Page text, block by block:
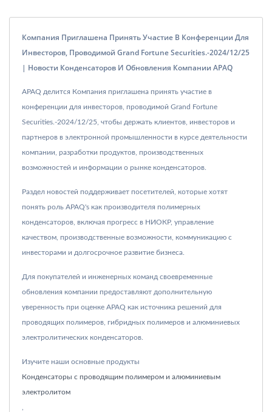
Компания Приглашена Принять Участие В Конференции Для
Инвесторов, Проводимой Grand Fortune Securities.-2024/12/25
| Новости Конденсаторов И Обновления Компании APAQ
APAQ делится Компания приглашена принять участие в
конференции для инвесторов, проводимой Grand Fortune
Securities.-2024/12/25, чтобы держать клиентов, инвесторов и
партнеров в электронной промышленности в курсе деятельности
компании, разработки продуктов, производственных
возможностей и информации о рынке конденсаторов.
Раздел новостей поддерживает посетителей, которые хотят
понять роль APAQ's как производителя полимерных
конденсаторов, включая прогресс в НИОКР, управление
качеством, производственные возможности, коммуникацию с
инвесторами и долгосрочное развитие бизнеса.
Для покупателей и инженерных команд своевременные
обновления компании предоставляют дополнительную
уверенность при оценке APAQ как источника решений для
проводящих полимеров, гибридных полимеров и алюминиевых
электролитических конденсаторов.
Изучите наши основные продукты
Конденсаторы с проводящим полимером и алюминиевым
электролитом